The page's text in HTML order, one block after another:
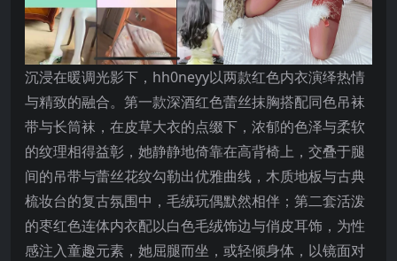
沉浸在暖调光影下，hh0neyy以两款红色内衣演绎热情
与精致的融合。第一款深酒红色蕾丝抹胸搭配同色吊袜
带与长筒袜，在皮草大衣的点缀下，浓郁的色泽与柔软
的纹理相得益彰，她静静地倚靠在高背椅上，交叠于腿
间的吊带与蕾丝花纹勾勒出优雅曲线，木质地板与古典
梳妆台的复古氛围中，毛绒玩偶默然相伴；第二套活泼
的枣红色连体内衣配以白色毛绒饰边与俏皮耳饰，为性
感注入童趣元素，她屈腿而坐，或轻倾身体，以镜面对